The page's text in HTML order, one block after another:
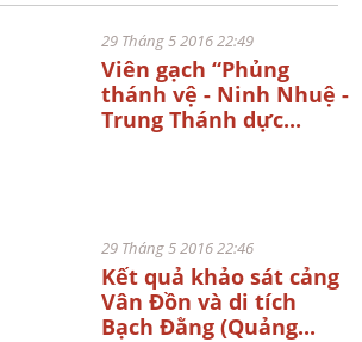
29 Tháng 5 2016 22:49
Viên gạch “Phủng
thánh vệ - Ninh Nhuệ -
Trung Thánh dực...
29 Tháng 5 2016 22:46
Kết quả khảo sát cảng
Vân Đồn và di tích
Bạch Đằng (Quảng...